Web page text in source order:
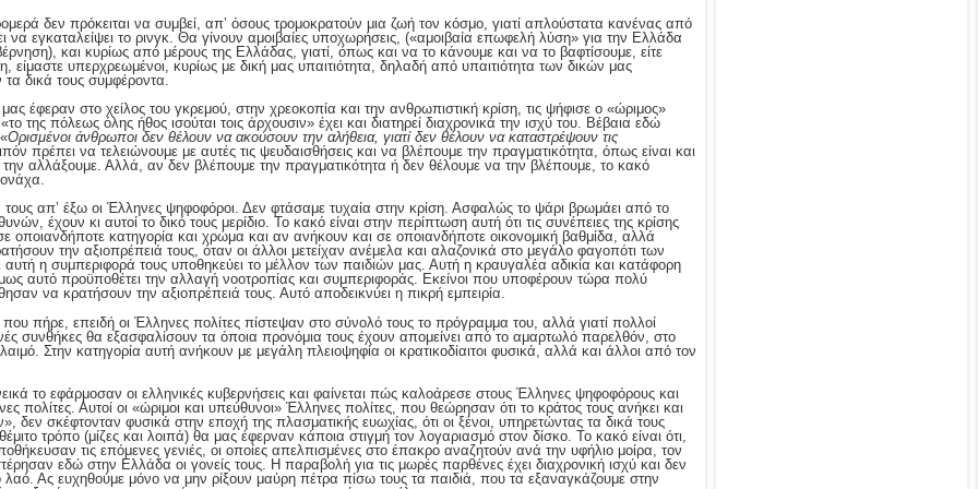
δεν πρόκειται να συμβεί, απ’ όσους τρομοκρατούν μια ζωή τον κόσμο, γιατί απλούστατα κανένας από
να εγκαταλείψει το ρινγκ. Θα γίνουν αμοιβαίες υποχωρήσεις, («αμοιβαία επωφελή λύση» για την Ελλάδα
και κυρίως από μέρους της Ελλάδας, γιατί, όπως και να το κάνουμε και να το βαφτίσουμε, είτε
είμαστε υπερχρεωμένοι, κυρίως με δική μας υπαιτιότητα, δηλαδή από υπαιτιότητα των δικών μας
δικά τους συμφέροντα.
έφεραν στο χείλος του γκρεμού, στην χρεοκοπία και την ανθρωπιστική κρίση, τις ψήφισε ο «ώριμος»
της πόλεως όλης ήθος ισούται τοις άρχουσιν» έχει και διατηρεί διαχρονικά την ισχύ του. Βέβαια εδώ
Ορισμένοι άνθρωποι δεν θέλουν να ακούσουν την αλήθεια, γιατί δεν θέλουν να καταστρέψουν τις
πρέπει να τελειώνουμε με αυτές τις ψευδαισθήσεις και να βλέπουμε την πραγματικότητα, όπως είναι και
αλλάξουμε. Αλλά, αν δεν βλέπουμε την πραγματικότητα ή δεν θέλουμε να την βλέπουμε, το κακό
απ’ έξω οι Έλληνες ψηφοφόροι. Δεν φτάσαμε τυχαία στην κρίση. Ασφαλώς το ψάρι βρωμάει από το
έχουν κι αυτοί το δικό τους μερίδιο. Το κακό είναι στην περίπτωση αυτή ότι τις συνέπειες της κρίσης
οποιανδήποτε κατηγορία και χρώμα και αν ανήκουν και σε οποιανδήποτε οικονομική βαθμίδα, αλλά
την αξιοπρέπειά τους, όταν οι άλλοι μετείχαν ανέμελα και αλαζονικά στο μεγάλο φαγοπότι των
αυτή η συμπεριφορά τους υποθηκεύει το μέλλον των παιδιών μας. Αυτή η κραυγαλέα αδικία και κατάφορη
αυτό προϋποθέτει την αλλαγή νοοτροπίας και συμπεριφοράς. Εκείνοι που υποφέρουν τώρα πολύ
να κρατήσουν την αξιοπρέπειά τους. Αυτό αποδεικνύει η πικρή εμπειρία.
πήρε, επειδή οι Έλληνες πολίτες πίστεψαν στο σύνολό τους το πρόγραμμα του, αλλά γιατί πολλοί
συνθήκες θα εξασφαλίσουν τα όποια προνόμια τους έχουν απομείνει από το αμαρτωλό παρελθόν, στο
Στην κατηγορία αυτή ανήκουν με μεγάλη πλειοψηφία οι κρατικοδίαιτοι φυσικά, αλλά και άλλοι από τον
το εφάρμοσαν οι ελληνικές κυβερνήσεις και φαίνεται πώς καλοάρεσε στους Έλληνες ψηφοφόρους και
πολίτες. Αυτοί οι «ώριμοι και υπεύθυνοι» Έλληνες πολίτες, που θεώρησαν ότι το κράτος τους ανήκει και
δεν σκέφτονταν φυσικά στην εποχή της πλασματικής ευωχίας, ότι οι ξένοι, υπηρετώντας τα δικά τους
τρόπο (μίζες και λοιπά) θα μας έφερναν κάποια στιγμή τον λογαριασμό στον δίσκο. Το κακό είναι ότι,
τις επόμενες γενιές, οι οποίες απελπισμένες στο έπακρο αναζητούν ανά την υφήλιο μοίρα, τον
εδώ στην Ελλάδα οι γονείς τους. Η παραβολή για τις μωρές παρθένες έχει διαχρονική ισχύ και δεν
Ας ευχηθούμε μόνο να μην ρίξουν μαύρη πέτρα πίσω τους τα παιδιά, που τα εξαναγκάζουμε στην